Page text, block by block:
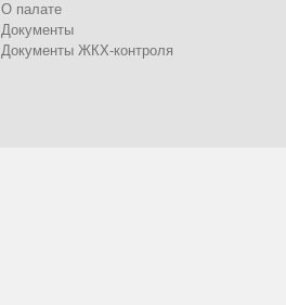
О палате
Документы
Документы ЖКХ-контроля